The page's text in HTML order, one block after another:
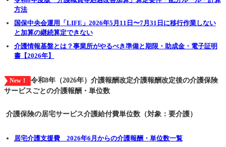
方法
国保中央会運用「LIFE」2026年5月11日〜7月31日に移行作業しない
と加算の継続算定できない
介護情報基盤とは？事業所がやるべき準備と期限・助成金・電子証明
書【2026年】
New！
令和8年（2026年）介護報酬改定介護報酬改定後の介護保険
サービスごとの介護報酬・単位数
介護保険の居宅サービス介護給付費単位数（対象：要介護）
居宅介護支援費 2026年6月からの介護報酬・単位数一覧